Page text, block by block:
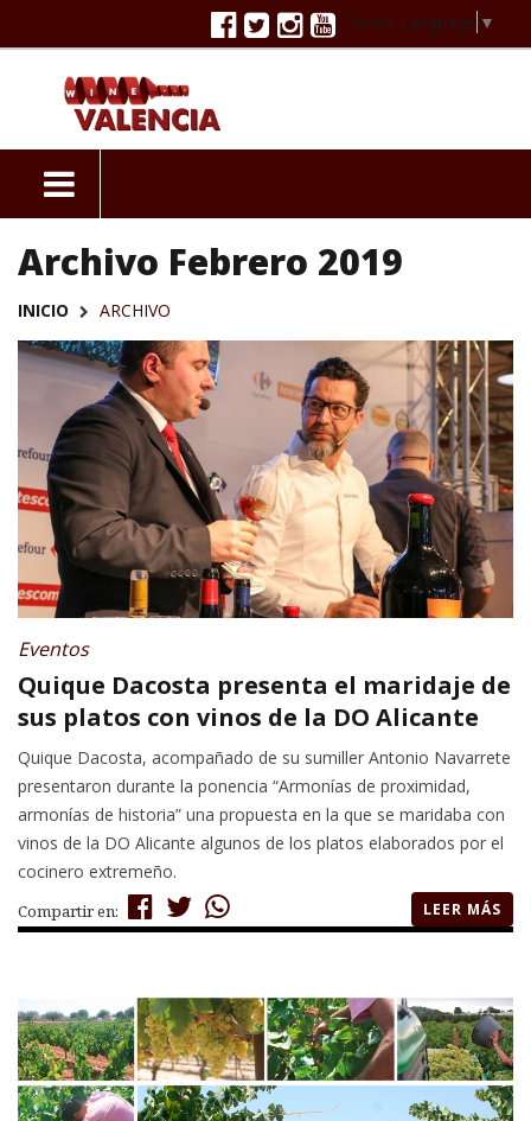
Select Language ▼
Archivo Febrero 2019
INICIO ARCHIVO
Eventos
Quique Dacosta presenta el maridaje de
sus platos con vinos de la DO Alicante
Quique Dacosta, acompañado de su sumiller Antonio Navarrete
presentaron durante la ponencia “Armonías de proximidad,
armonías de historia” una propuesta en la que se maridaba con
vinos de la DO Alicante algunos de los platos elaborados por el
cocinero extremeño.
Compartir en: LEER MÁS